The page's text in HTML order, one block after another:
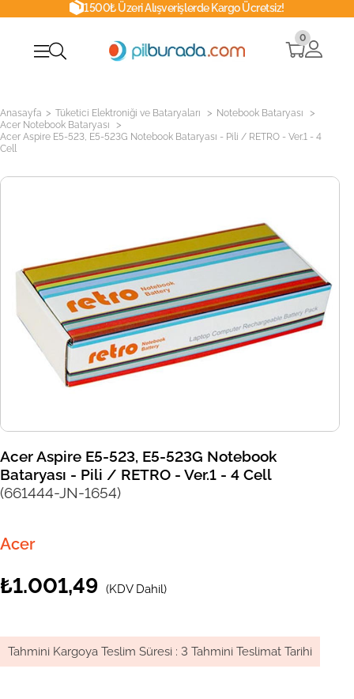
1500₺ Üzeri Alışverişlerde Kargo Ücretsiz!
0
Anasayfa > Tüketici Elektroniği ve Bataryaları > Notebook Bataryası >
Acer Notebook Bataryası >
Acer Aspire E5-523, E5-523G Notebook Bataryası - Pili / RETRO - Ver.1 - 4
Cell
Acer Aspire E5-523, E5-523G Notebook
Bataryası - Pili / RETRO - Ver.1 - 4 Cell
(661444-JN-1654)
Acer
₺1.001,49 (KDV Dahil)
Tahmini Kargoya Teslim Süresi : 3 Tahmini Teslimat Tarihi